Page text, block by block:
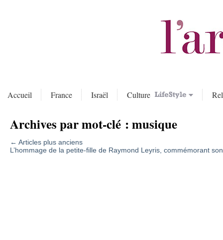
Accueil France Israël Culture
Archives par mot-clé :musique
← Articles plus anciens
L’hommage de la petite-fille de Raymond Leyris, commémorant